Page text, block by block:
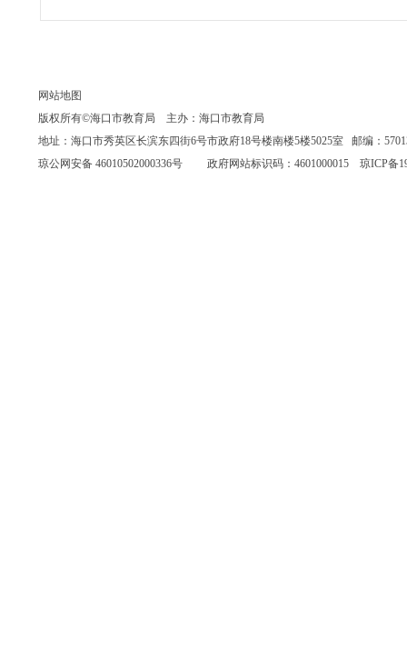
网站地图
版权所有©海口市教育局 主办：海口市教育局
地址：海口市秀英区长滨东四街6号市政府18号楼南楼5楼5025室 邮编：
琼公网安备 46010502000336号 政府网站标识码：4601000015 琼ICP备